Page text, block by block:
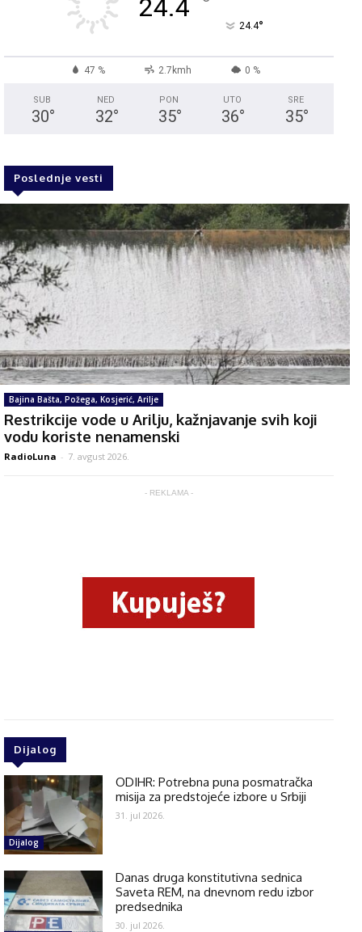
24.4
24.4°
47 % 2.7kmh 0 %
SUB
30°
NED
32°
PON
35°
UTO
36°
SRE
35°
Poslednje vesti
Bajina Bašta, Požega, Kosjerić, Arilje
Restrikcije vode u Arilju, kažnjavanje svih koji
vodu koriste nenamenski
RadioLuna - 7. avgust 2026.
- REKLAMA -
Dijalog
Dijalog
ODIHR: Potrebna puna posmatračka
misija za predstojeće izbore u Srbiji
31. jul 2026.
Danas druga konstitutivna sednica
Saveta REM, na dnevnom redu izbor
predsednika
30. jul 2026.